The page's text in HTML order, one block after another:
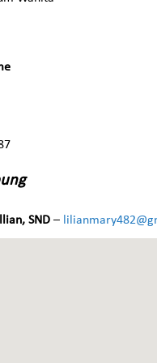
SND –